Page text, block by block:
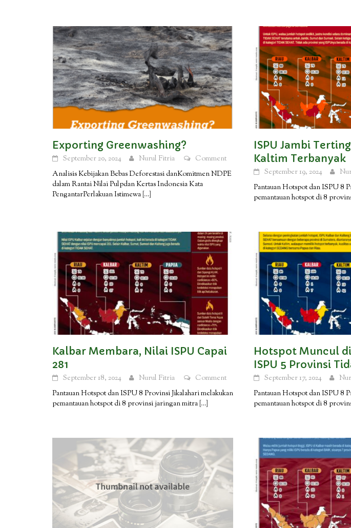
Exporting Greenwashing?
September 20, 2024 Nurul Fitria
Comment
Analisis Kebijakan Bebas Deforestasi danKomitmen NDPE
dalam Rantai Nilai Pulpdan Kertas Indonesia Kata
PengantarPerlakuan Istimewa […]
ISPU Jambi
Kaltim Terbanyak
September 19, 2024
Pantauan Hotspot dan ISPU 8
pemantauan hotspot di 8
Kalbar Membara, Nilai ISPU Capai
281
September 18, 2024 Nurul Fitria
Comment
Pantauan Hotspot dan ISPU 8 Provinsi Jikalahari melakukan
pemantauan hotspot di 8 provinsi jaringan mitra […]
Hotspot Muncul
ISPU 5 Provinsi
September 17, 2024
Pantauan Hotspot dan ISPU 8
pemantauan hotspot di 8